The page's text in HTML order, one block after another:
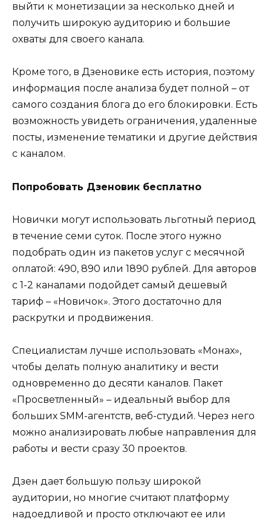
выйти к монетизации за несколько дней и
получить широкую аудиторию и большие
охваты для своего канала.
Кроме того, в Дзеновике есть история, поэтому
информация после анализа будет полной – от
самого создания блога до его блокировки. Есть
возможность увидеть ограничения, удаленные
посты, изменение тематики и другие действия
с каналом.
Попробовать Дзеновик бесплатно
Новички могут использовать льготный период
в течение семи суток. После этого нужно
подобрать один из пакетов услуг с месячной
оплатой: 490, 890 или 1890 рублей. Для авторов
с 1-2 каналами подойдет самый дешевый
тариф – «Новичок». Этого достаточно для
раскрутки и продвижения.
Специалистам лучше использовать «Монах»,
чтобы делать полную аналитику и вести
одновременно до десяти каналов. Пакет
«Просветленный» – идеальный выбор для
больших SMM-агентств, веб-студий. Через него
можно анализировать любые направления для
работы и вести сразу 30 проектов.
Дзен дает большую пользу широкой
аудитории, но многие считают платформу
надоедливой и просто отключают ее или